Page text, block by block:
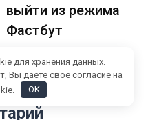
выйти из режима
Фастбут
для хранения данных.
Вы даете свое согласие на
OK